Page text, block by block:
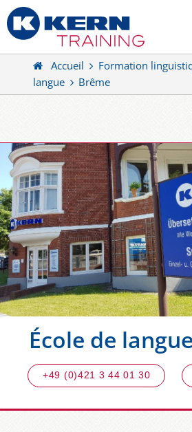
Accueil Formation
langue
Brême
École de
+49 (0)421 3 44 01 30